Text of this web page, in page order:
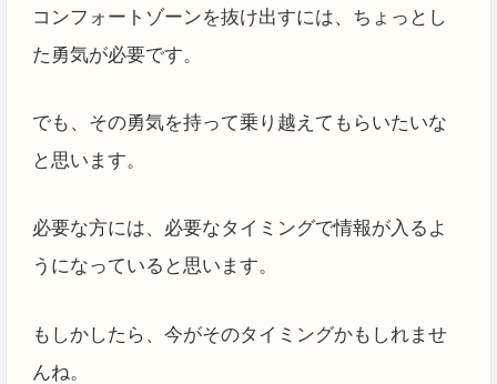
コンフォートゾーンを抜け出すには、ちょっとし
た勇気が必要です。
でも、その勇気を持って乗り越えてもらいたいな
と思います。
必要な方には、必要なタイミングで情報が入るよ
うになっていると思います。
もしかしたら、今がそのタイミングかもしれませ
んね。